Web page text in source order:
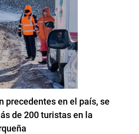
precedentes en el país, se
de 200 turistas en la